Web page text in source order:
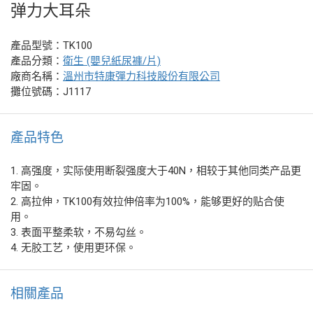
弹力大耳朵
產品型號：TK100
產品分類： 衛生 (嬰兒紙尿褲/片)
廠商名稱： 溫州市特康彈力科技股份有限公司
攤位號碼：J1117
產品特色
1. 高强度，实际使用断裂强度大于40N，相较于其他同类产品更
牢固。
2. 高拉伸，TK100有效拉伸倍率为100%，能够更好的贴合使
用。
3. 表面平整柔软，不易勾丝。
4. 无胶工艺，使用更环保。
相關產品